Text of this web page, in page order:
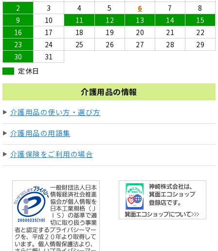
2
3 4 5 6 7
8
9
10 11 12 13 14
15
16
17 18 19 20 21
22
23
24 25 26 27 28
29
30
31
定休日
介護用品の情報
介護用品の使い方・選び方
介護用品の用語集
介護保険をご利用の場合